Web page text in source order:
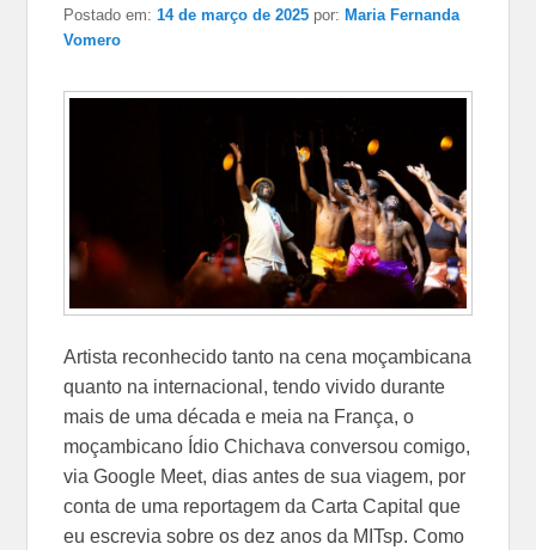
Postado em:14 de março de 2025 por:Maria Fernanda
Vomero
Artista reconhecido tanto na cena moçambicana
quanto na internacional, tendo vivido durante
mais de uma década e meia na França, o
moçambicano Ídio Chichava conversou comigo,
via Google Meet, dias antes de sua viagem, por
conta de uma reportagem da Carta Capital que
eu escrevia sobre os dez anos da MITsp. Como